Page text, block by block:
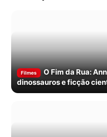
Filmes
O Fim da Rua:
dinossauros e ficção